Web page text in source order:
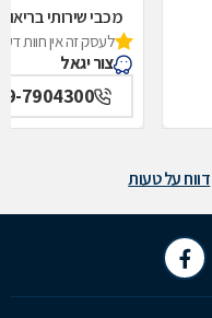
מכבי שירותי
לעסק זה אין חוות
צור יגאל
7904300
דווח על טעות